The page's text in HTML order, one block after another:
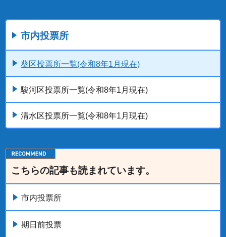
市内投票所
葵区投票所一覧(令和8年1月現在)
駿河区投票所一覧(令和8年1月現在)
清水区投票所一覧(令和8年1月現在)
こちらの記事も読まれています。
市内投票所
期日前投票